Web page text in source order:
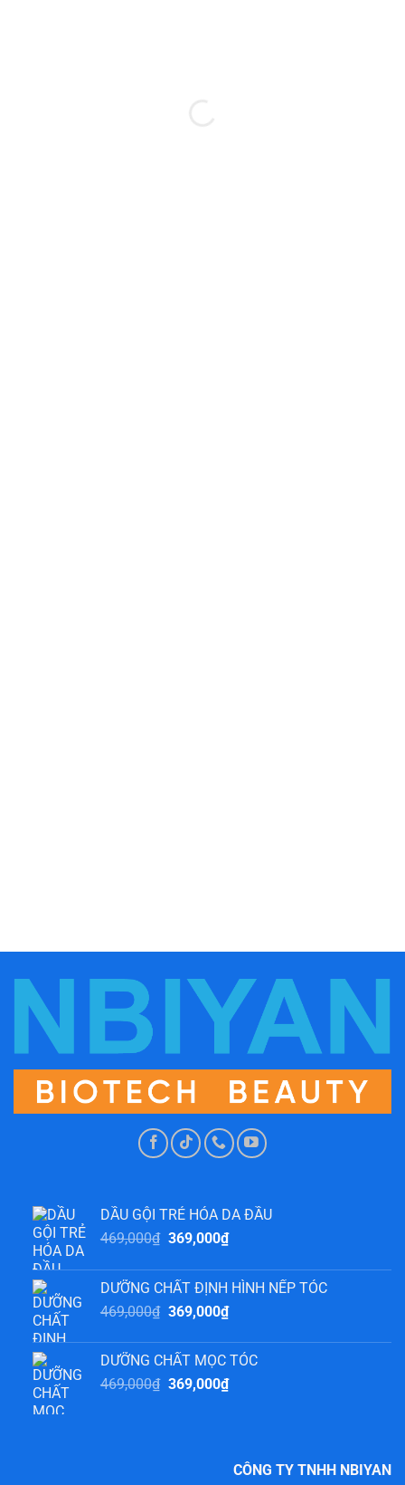
DẦU GỘI TRẺ HÓA DA ĐẦU
469,000₫ Giá
là:
469,000₫.
369,000₫Giá
tại
là:
369,000₫.
DƯỠNG CHẤT ĐỊNH HÌNH NẾP TÓC
469,000₫ Giá
là:
469,000₫.
369,000₫Giá
tại
là:
369,000₫.
DƯỠNG CHẤT MỌC TÓC
469,000₫ Giá
369,000₫Giá
369,000₫.
CÔNG TY TNHH NBIYAN